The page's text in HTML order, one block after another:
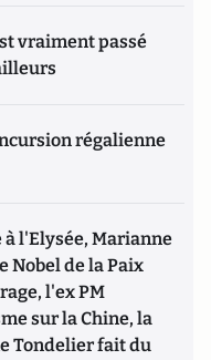
vraiment passé
régalienne
l'Elysée, Marianne
Nobel de la Paix
l'ex PM
sur la Chine, la
Tondelier fait du